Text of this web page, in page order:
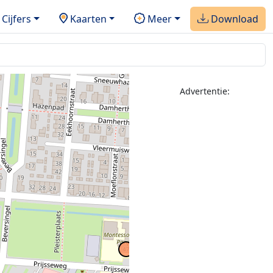
Cijfers Kaarten Meer Download
Advertentie: